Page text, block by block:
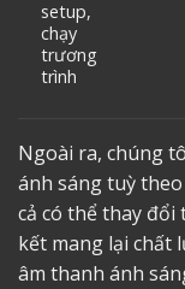
setup,
chạy
trương
trình
Ngoài ra, chúng
ánh sáng tuỳ
cả có thể thay
kết mang lại chất
âm thanh ánh